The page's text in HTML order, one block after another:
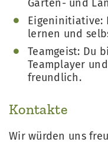
Garten- und
Eigeninitiative:
lernen und
Teamgeist: Du
Teamplayer
freundlich.
Kontakte
Wir würden uns